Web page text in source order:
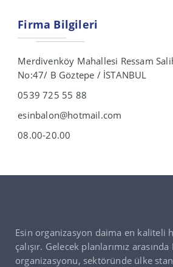
Firma Bilgileri
Merdivenköy Mahallesi Ressam
No:47/ B Göztepe / İSTANBUL
0539 725 55 88
esinbalon@hotmail.com
08.00-20.00
Esin organizasyon daima en kaliteli
çalışır. Gelecek planlarımız arasında
organizasyonu, sektöründe ülke